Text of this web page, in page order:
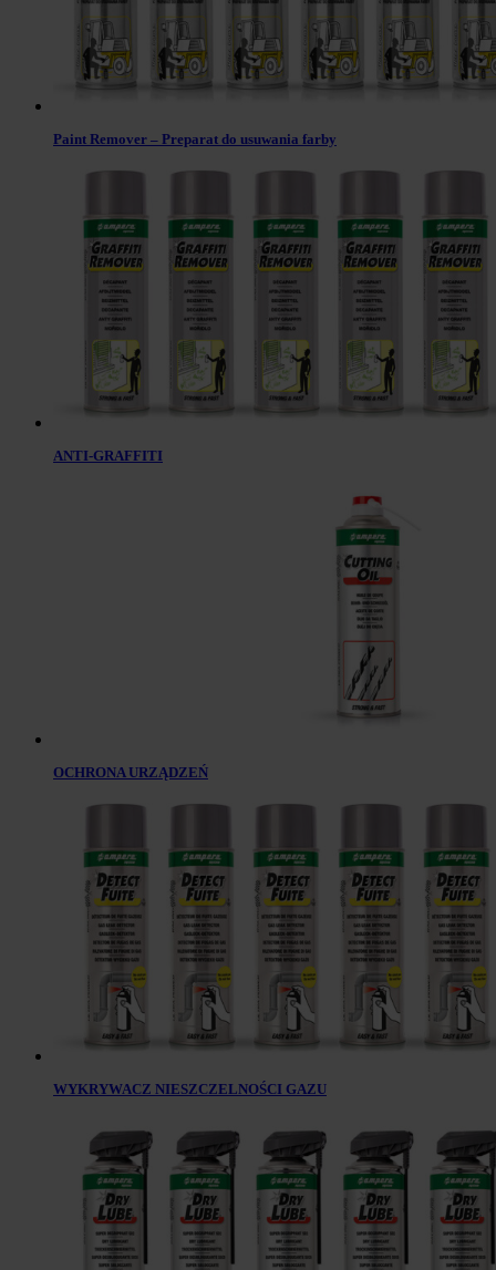
Paint Remover – Preparat do usuwania farby
ANTI-GRAFFITI
OCHRONA URZĄDZEŃ
WYKRYWACZ NIESZCZELNOŚCI GAZU